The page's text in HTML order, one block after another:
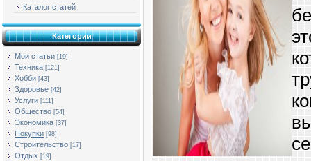
Каталог статей
Категории
Мои статьи [19]
Техника [121]
Хобби [43]
Здоровье [42]
Услуги [111]
Общество [54]
Экономика [37]
Покупки [98]
Строительство [17]
Отдых [19]